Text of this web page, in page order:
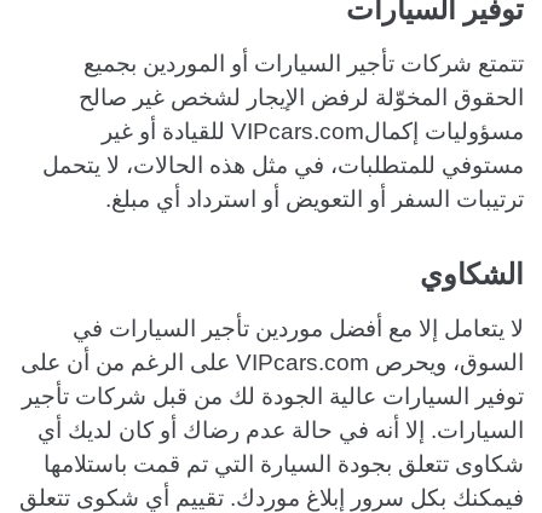
توفير السيارات
تتمتع شركات تأجير السيارات أو الموردين بجميع
الحقوق المخوّلة لرفض الإيجار لشخص غير صالح
مسؤوليات إكمالVIPcars.com للقيادة أو غير
مستوفي للمتطلبات، في مثل هذه الحالات، لا يتحمل
ترتيبات السفر أو التعويض أو استرداد أي مبلغ.
الشكاوي
لا يتعامل إلا مع أفضل موردين تأجير السيارات في
السوق، ويحرص VIPcars.com على الرغم من أن على
توفير السيارات عالية الجودة لك من قبل شركات تأجير
السيارات. إلا أنه في حالة عدم رضاك أو كان لديك أي
شكاوى تتعلق بجودة السيارة التي تم قمت باستلامها
فيمكنك بكل سرور إبلاغ موردك. تقييم أي شكوى تتعلق